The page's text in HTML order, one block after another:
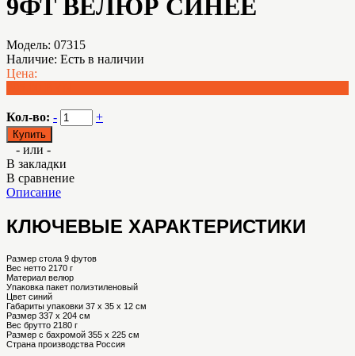
9ФТ ВЕЛЮР СИНЕЕ
Модель: 07315
Наличие: Есть в наличии
Цена:
Кол-во: - +
- или -
В закладки
В сравнение
Описание
КЛЮЧЕВЫЕ ХАРАКТЕРИСТИКИ
Размер стола 9 футов
Вес нетто 2170 г
Материал велюр
Упаковка пакет полиэтиленовый
Цвет синий
Габариты упаковки 37 х 35 х 12 см
Размер 337 x 204 см
Вес брутто 2180 г
Размер с бахромой 355 x 225 см
Страна производства Россия